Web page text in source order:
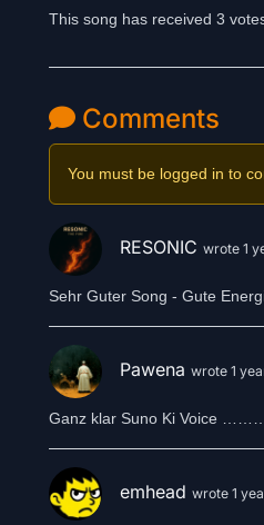
This song has received 3
Comments
You must be logged in to
RESONIC wrote 1
Sehr Guter Song - Gute
Pawena wrote 1
Ganz klar Suno Ki Voice
emhead wrote 1